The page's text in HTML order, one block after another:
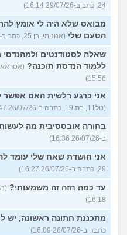
24, כתב ב-29/07/26 16:14)
מבואס שלא היה לי אומץ
הטעם שלי (אנונימי, בן 25, כתב ב-29/07/26 16:05)
שאלה לסטודנטים ולמהנדסי
ללמוד הנדסת תוכנה?
15:56)
אני כרגע רלשית האם
(טל11, בת 19, כתבה ב-26/07/26 16:47)
בחורה אובססיבית מה
ב-26/07/26 16:36)
אני חושדת שאח שלי עומד
29, כתבה ב-26/07/26 16:27)
עד כמה חזה זה משמעותי?
16:18)
מתכננת חתונה ראשונה, יש
כתבה ב-26/07/26 16:09)